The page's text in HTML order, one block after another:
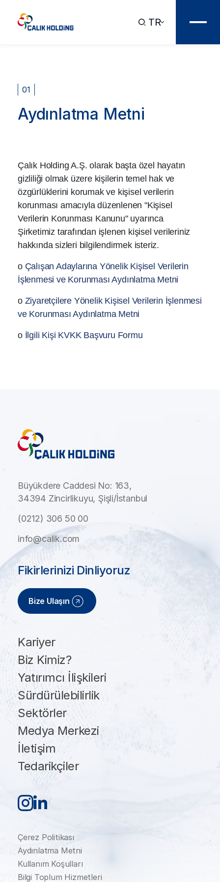
TR
01
Aydınlatma Metni
Çalık Holding A.Ş. olarak başta özel hayatın
gizliliği olmak üzere kişilerin temel hak ve
özgürlüklerini korumak ve kişisel verilerin
korunması amacıyla düzenlenen "Kişisel
Verilerin Korunması Kanunu" uyarınca
Şirketimiz tarafından işlenen kişisel verileriniz
hakkında sizleri bilgilendirmek isteriz.
o Çalışan Adaylarına Yönelik Kişisel Verilerin
İşlenmesi ve Korunması Aydınlatma Metni
o Ziyaretçilere Yönelik Kişisel Verilerin İşlenmesi
ve Korunması Aydınlatma Metni
o İlgili Kişi KVKK Başvuru Formu
Büyükdere Caddesi No: 163,
34394 Zincirlikuyu, Şişli/İstanbul
(0212) 306 50 00
info@calik.com
Kariyer
Biz Kimiz?
Yatırımcı İlişkileri
Sürdürülebilirlik
Sektörler
Medya Merkezi
İletişim
Tedarikçiler
Fikirlerinizi Dinliyoruz
Bize Ulaşın
Çerez Politikası
Aydınlatma Metni
Kullanım Koşulları
Bilgi Toplum Hizmetleri